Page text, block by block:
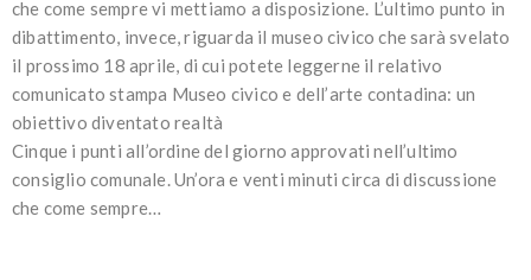
che come sempre vi mettiamo a disposizione. L’ultimo punto in
dibattimento, invece, riguarda il museo civico che sarà svelato
il prossimo 18 aprile, di cui potete leggerne il relativo
comunicato stampa Museo civico e dell’arte contadina: un
obiettivo diventato realtà
Cinque i punti all’ordine del giorno approvati nell’ultimo
consiglio comunale. Un’ora e venti minuti circa di discussione
che come sempre…